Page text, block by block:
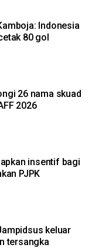
Indonesia
80 gol
26 nama skuad
2026
insentif bagi
PJPK
keluar
tersangka